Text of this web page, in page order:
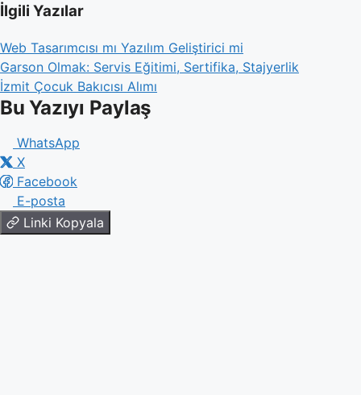
İlgili Yazılar
Web Tasarımcısı mı Yazılım Geliştirici mi
Garson Olmak: Servis Eğitimi, Sertifika, Stajyerlik
İzmit Çocuk Bakıcısı Alımı
Bu Yazıyı Paylaş
WhatsApp
X
Facebook
E-posta
Linki Kopyala